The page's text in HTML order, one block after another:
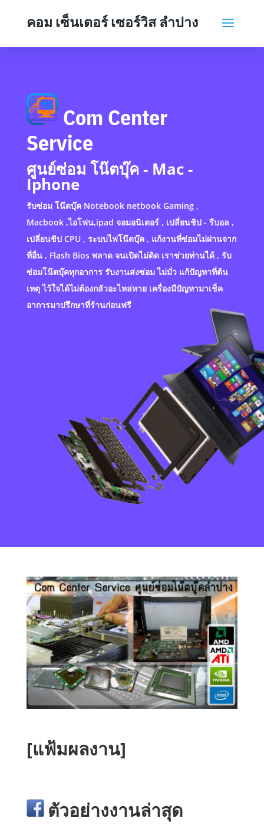
คอม เซ็นเตอร์ เซอร์วิส ลำปาง
Com Center
Service
ศูนย์ซ่อม โน๊ตบุ๊ค - Mac -
Iphone
รับซ่อม โน๊ตบุ๊ค Notebook netbook Gaming ,
Macbook ,ไอโฟน,ipad จอมอนิเตอร์ , เปลี่ยนชิป - รีบอล ,
เปลี่ยนชิป CPU , ระบบไฟโน๊ตบุ๊ค , แก้งานที่ซ่อมไม่ผ่านจาก
ที่อื่น , Flash Bios พลาด จนเปิดไม่ติด เราช่วยท่านได้ , รับ
ซ่อมโน๊ตบุ๊คทุกอาการ รับงานส่งซ่อม ไม่มั่ว แก้ปัญหาที่ต้น
เหตุ ไว้ใจได้ไม่ต้องกลัวอะไหล่หาย เครื่องมีปัญหามาเช็ค
อาการมาปรึกษาที่ร้านก่อนฟรี
[แฟ้มผลงาน]
ตัวอย่างงานล่าสุด